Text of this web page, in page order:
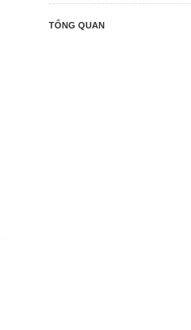
TỔNG QUAN